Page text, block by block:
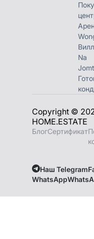
Na
Copyright ©
HOME.ESTATE
БлогСертификат
Наш Telegram
WhatsApp